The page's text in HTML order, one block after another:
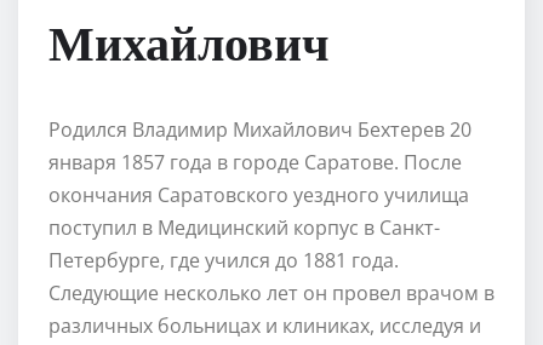
Михайлович
Родился Владимир Михайлович Бехтерев 20
января 1857 года в городе Саратове. После
окончания Саратовского уездного училища
поступил в Медицинский корпус в Санкт-
Петербурге, где учился до 1881 года.
Следующие несколько лет он провел врачом в
различных больницах и клиниках, исследуя и